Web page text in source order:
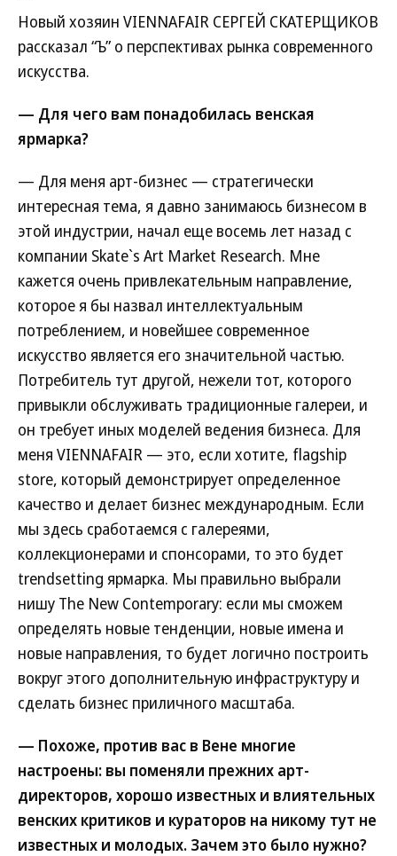
Новый хозяин VIENNAFAIR СЕРГЕЙ СКАТЕРЩИКОВ
рассказал “Ъ” о перспективах рынка современного
искусства.
— Для чего вам понадобилась венская
ярмарка?
— Для меня арт-бизнес — стратегически
интересная тема, я давно занимаюсь бизнесом в
этой индустрии, начал еще восемь лет назад с
компании Skate`s Art Market Research. Мне
кажется очень привлекательным направление,
которое я бы назвал интеллектуальным
потреблением, и новейшее современное
искусство является его значительной частью.
Потребитель тут другой, нежели тот, которого
привыкли обслуживать традиционные галереи, и
он требует иных моделей ведения бизнеса. Для
меня VIENNAFAIR — это, если хотите, flagship
store, который демонстрирует определенное
качество и делает бизнес международным. Если
мы здесь сработаемся с галереями,
коллекционерами и спонсорами, то это будет
trendsetting ярмарка. Мы правильно выбрали
нишу The New Contemporary: если мы сможем
определять новые тенденции, новые имена и
новые направления, то будет логично построить
вокруг этого дополнительную инфраструктуру и
сделать бизнес приличного масштаба.
— Похоже, против вас в Вене многие
настроены: вы поменяли прежних арт-
директоров, хорошо известных и влиятельных
венских критиков и кураторов на никому тут не
известных и молодых. Зачем это было нужно?